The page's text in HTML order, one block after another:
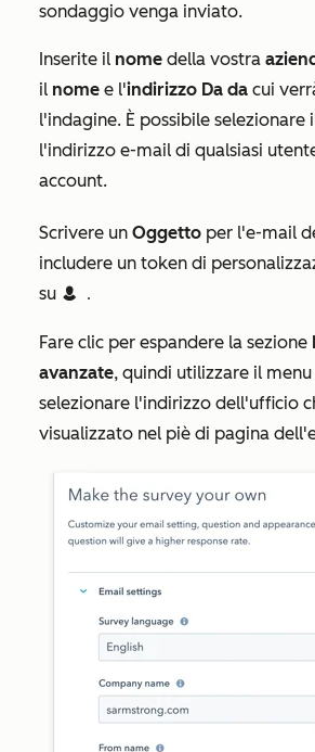
sondaggio venga inviato.
Inserite il nome della vostra
il nome e l'indirizzo Da da cui
l'indagine. È possibile selezionare
l'indirizzo e-mail di qualsiasi
account.
Scrivere un Oggetto per l'e-mail
includere un token di
su contacts .
Fare clic per espandere la sezione
avanzate, quindi utilizzare il
selezionare l'indirizzo dell'ufficio
visualizzato nel piè di pagina